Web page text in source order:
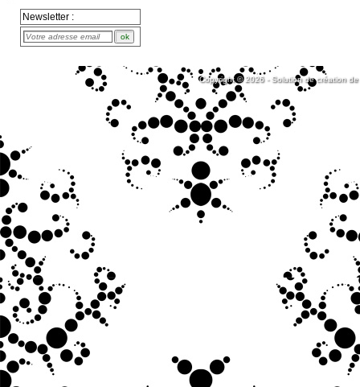
Newsletter :
Copyright © 2026 - Solution de création